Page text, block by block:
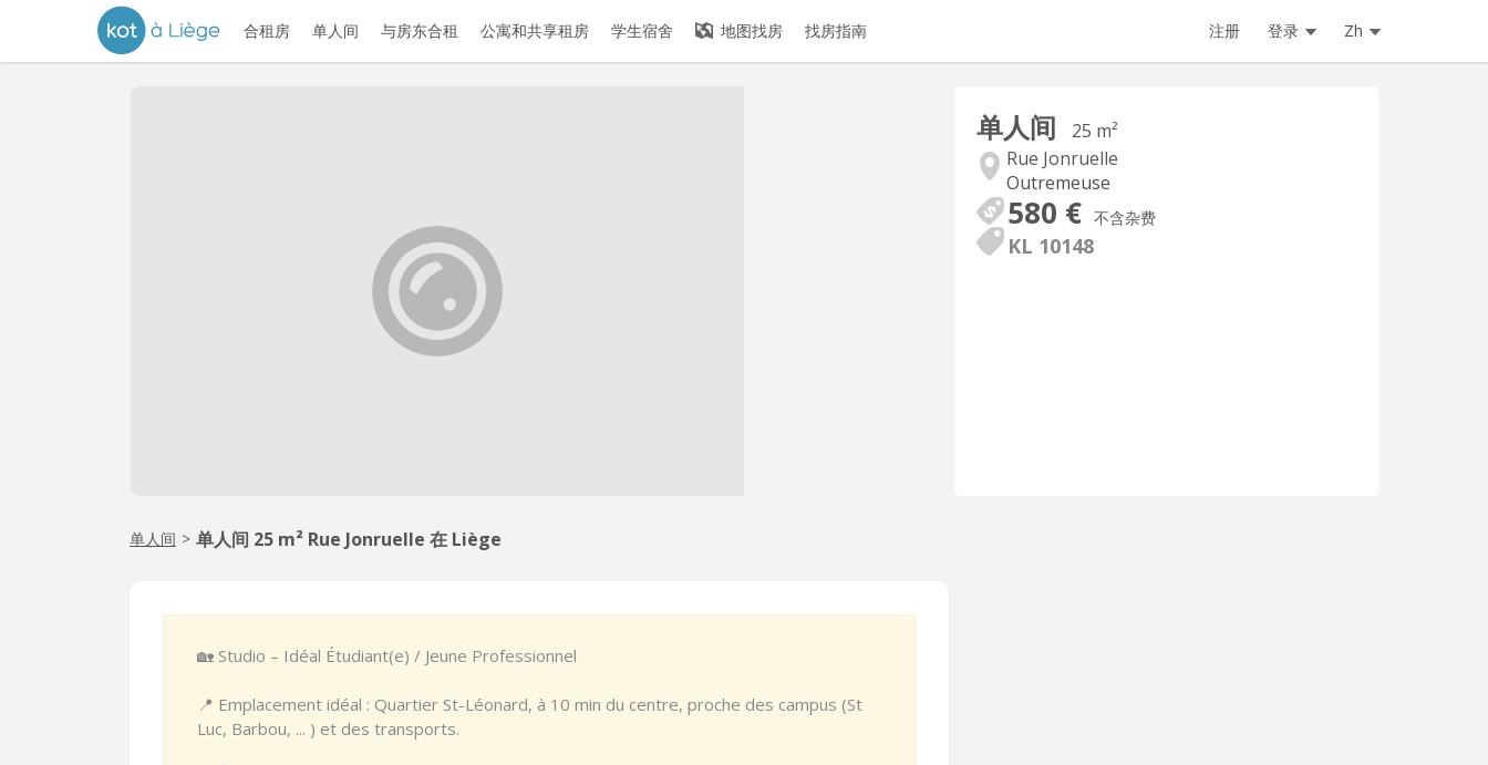
合租房 单人间 与房东合租 公寓和共享租房 学生宿舍 地图找房 找房指南 注册 登录 Zh
单人间
25 m²
Rue Jonruelle
Outremeuse
580 € 不含杂费
KL 10148
单人间 > 单人间 25 m² Rue Jonruelle 在 Liège
🏡 Studio – Idéal Étudiant(e) / Jeune Professionnel
📍 Emplacement idéal : Quartier St-Léonard, à 10 min du centre, proche des campus (St
Luc, Barbou, ... ) et des transports.